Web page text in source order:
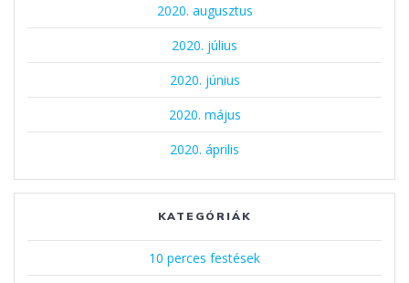
2020. augusztus
2020. július
2020. június
2020. május
2020. április
KATEGÓRIÁK
10 perces festések